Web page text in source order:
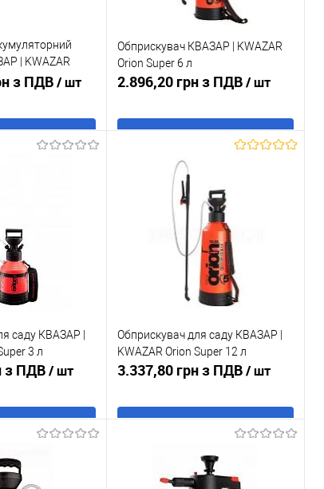
| KWAZAR
з ПДВ/ шт
В кошик
Обприскувач КВАЗАР | KWAZAR
Orion Super 6 л
2.896,20 грн з ПДВ/ шт
В кошик
Купити в 1 клік
порівняння
У обране
саду КВАЗАР |
3 л
з ПДВ/ шт
В кошик
Обприскувач для саду КВАЗАР |
KWAZAR Orion Super 12 л
3.337,80 грн з ПДВ/ шт
В кошик
Купити в 1 клік
До